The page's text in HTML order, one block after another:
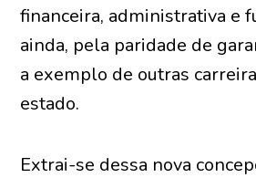
financeira, administrativa e
ainda, pela paridade de
a exemplo de outras
estado.
Extrai-se dessa nova